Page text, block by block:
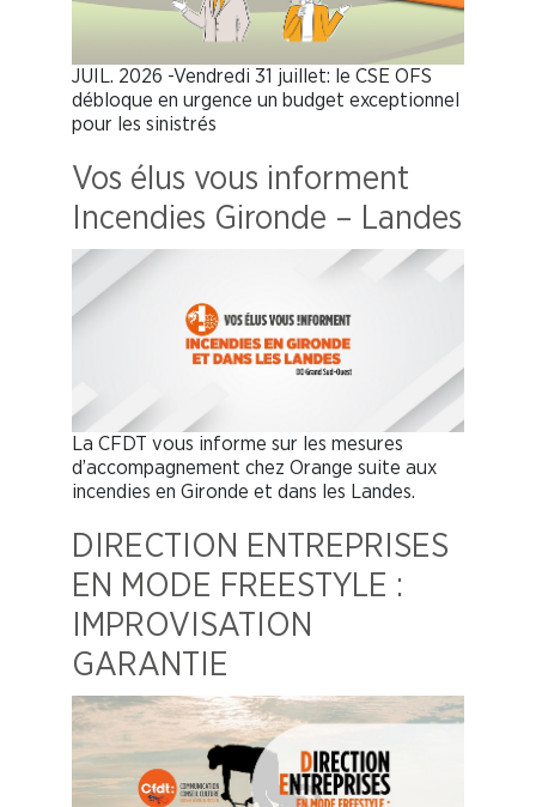
JUIL. 2026 -Vendredi 31 juillet: le CSE OFS
débloque en urgence un budget exceptionnel
pour les sinistrés
Vos élus vous informent
Incendies Gironde – Landes
La CFDT vous informe sur les mesures
d’accompagnement chez Orange suite aux
incendies en Gironde et dans les Landes.
DIRECTION ENTREPRISES
EN MODE FREESTYLE :
IMPROVISATION
GARANTIE